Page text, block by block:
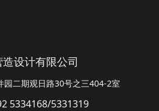
设计有限公司
园二期观日路30号之三404-2室
5334168/5331319